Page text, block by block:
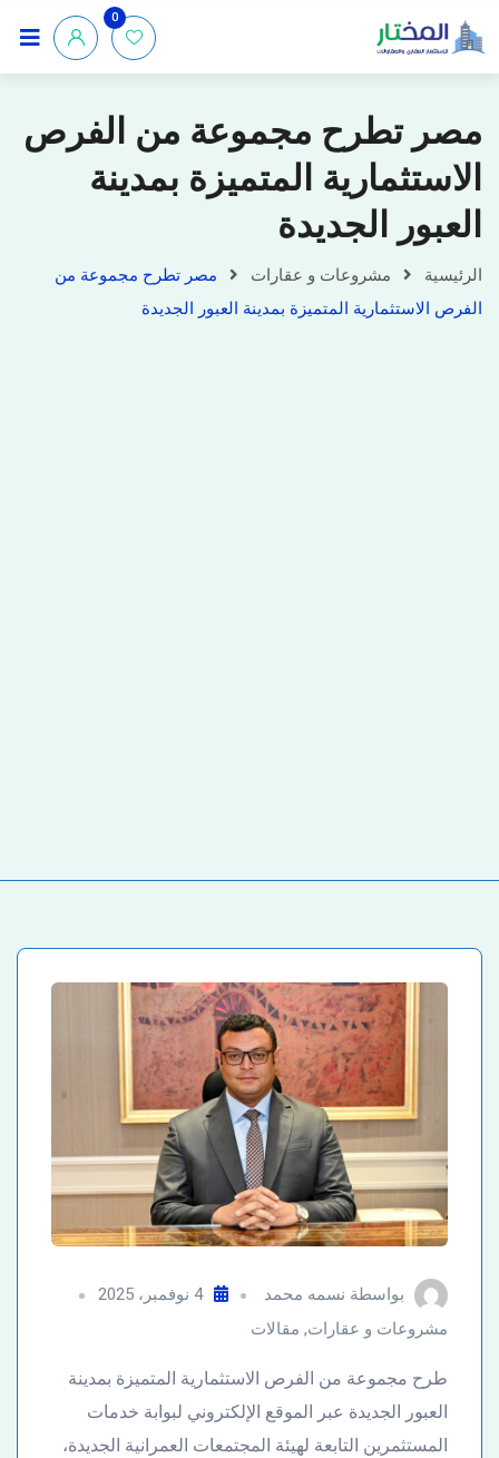
0
مصر تطرح مجموعة من الفرص
الاستثمارية المتميزة بمدينة
العبور الجديدة
الرئيسية مشروعات و عقارات
مصر تطرح مجموعة من
الفرص الاستثمارية المتميزة بمدينة العبور الجديدة
بواسطة نسمه محمد
4 نوفمبر، 2025
مشروعات و عقارات, مقالات
طرح مجموعة من الفرص الاستثمارية المتميزة بمدينة
العبور الجديدة عبر الموقع الإلكتروني لبوابة خدمات
المستثمرين التابعة لهيئة المجتمعات العمرانية الجديدة،